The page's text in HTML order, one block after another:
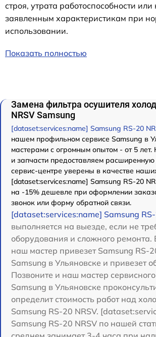
строя, утрата работоспособности или
заявленным характеристикам при
использовании.
Показать полностью
Замена фильтра осушителя
NRSV Samsung
[dataset:services:name] Samsung RS-20
нашем профильном сервисе Samsung в
мастерами с огромным опытом - от 5
и запчасти предоставляем
сервис-центре уверены в качестве
[dataset:services:name] Samsung RS-20
на -15% дешевле при оформлении
звонок или форму обратной связи.
[dataset:services:name] Samsung
выполняется на выезде, если не
оборудования и сложного ремонта.
наш мастер привезет Samsung RS-
Samsung в Ульяновске и привезет
Позвоните и наш мастер
Samsung в Ульяновске
определит стоимость работ над
Samsung RS-20 NRSV.
Samsung RS-20 NRSV по нашей